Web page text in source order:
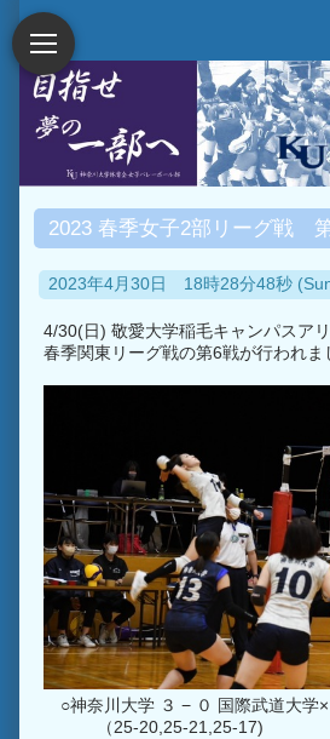
2023 春季女子2部リーグ戦
2023年4月30日 18時28分48秒
4/30(日) 敬愛大学稲毛キャンパスア
春季関東リーグ戦の第6戦が行われま
○神奈川大学 ３ − ０ 国際武道大学×
（25-20,25-21,25-17)